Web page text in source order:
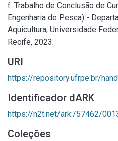
f. Trabalho de Conclusão de
Engenharia de Pesca) -
Aquicultura, Universidade
Recife, 2023.
URI
https://repository.ufrpe.br/
Identificador dARK
https://n2t.net/ark:/57462/
Coleções